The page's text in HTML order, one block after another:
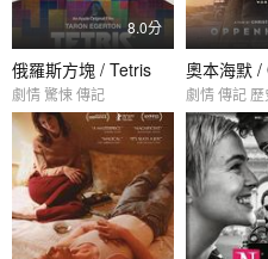
8.0分
俄羅斯方塊 / Tetris
劇情 驚悚 傳記 劇情 傳記 歷